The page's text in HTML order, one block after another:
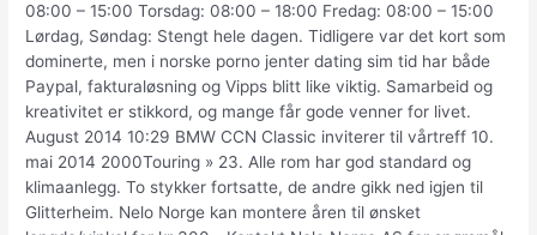
08:00 – 15:00 Torsdag: 08:00 – 18:00 Fredag: 08:00 – 15:00
Lørdag, Søndag: Stengt hele dagen. Tidligere var det kort som
dominerte, men i norske porno jenter dating sim tid har både
Paypal, fakturaløsning og Vipps blitt like viktig. Samarbeid og
kreativitet er stikkord, og mange får gode venner for livet.
August 2014 10:29 BMW CCN Classic inviterer til vårtreff 10.
mai 2014 2000Touring » 23. Alle rom har god standard og
klimaanlegg. To stykker fortsatte, de andre gikk ned igjen til
Glitterheim. Nelo Norge kan montere åren til ønsket